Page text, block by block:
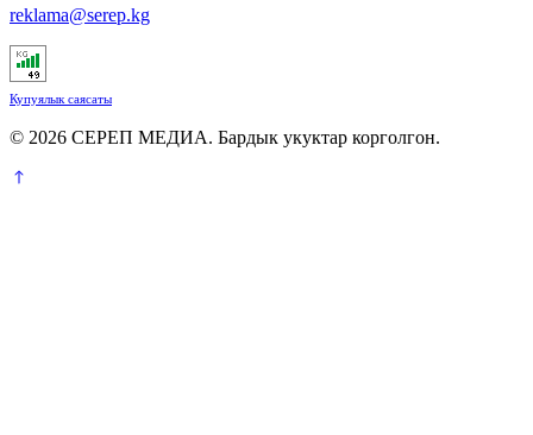
reklama@serep.kg
Купуялык саясаты
© 2026 СЕРЕП МЕДИА. Бардык укуктар корголгон.